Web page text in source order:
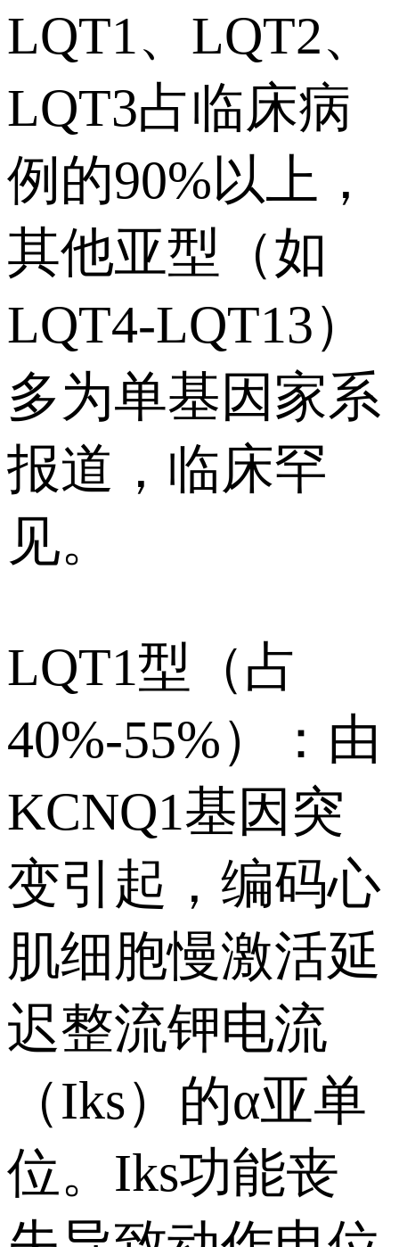
LQT1、LQT2、
LQT3占临床病
例的90%以上，
其他亚型（如
LQT4-LQT13）
多为单基因家系
报道，临床罕
见。
LQT1型（占
40%-55%）：由
KCNQ1基因突
变引起，编码心
肌细胞慢激活延
迟整流钾电流
（Iks）的α亚单
位。Iks功能丧